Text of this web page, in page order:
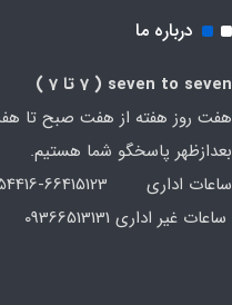
درباره ما
seven to seven ( 7 تا 7 )
هفت روز هفته از هفت صبح تا
بعدازظهر پاسخگو شما هستیم.
ساعات اداری 66415123-66454416-021
ساعات غیر اداری 09366513131